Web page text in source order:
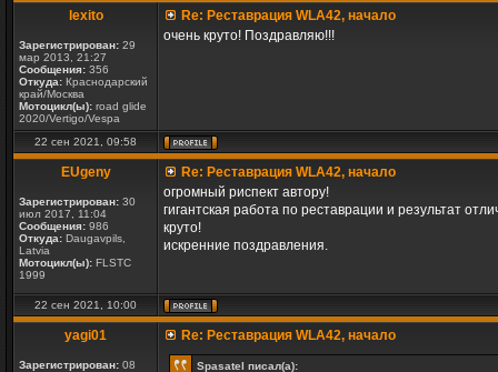
lexito
Зарегистрирован: 29
мар 2013, 21:27
Сообщения: 356
Откуда: Краснодарский
край/Москва
Мотоцикл(ы): road glide
2020/Vertigo/Vespa
Re: Реставрация WLA42, начало
очень круто! Поздравляю!!!
22 сен 2021, 09:58
EUgeny
Зарегистрирован: 30
июл 2017, 11:04
Сообщения: 986
Откуда: Daugavpils,
Latvia
Мотоцикл(ы): FLSTC
1999
Re: Реставрация WLA42, начало
огромный риспект автору!
гигантская работа по реставрации и результат
круто!
искренние поздравления.
22 сен 2021, 10:00
yagi01
Зарегистрирован: 08
Re: Реставрация WLA42, начало
Spasatel писал(а):